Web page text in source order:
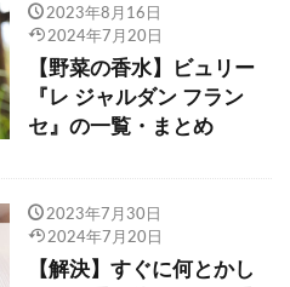
2023年8月16日
2024年7月20日
【野菜の香水】ビュリー
『レ ジャルダン フラン
セ』の一覧・まとめ
2023年7月30日
2024年7月20日
【解決】すぐに何とかし